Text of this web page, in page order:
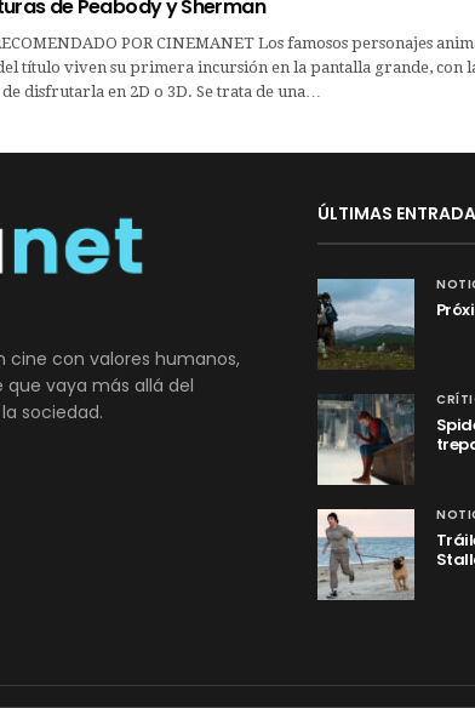
de Peabody y Sherman
POR CINEMANET Los famosos personajes
título viven su primera incursión en la pantalla grande, con
disfrutarla en 2D o 3D. Se trata de una…
con valores humanos,
que vaya más allá del
sociedad.
ÚLTIMAS